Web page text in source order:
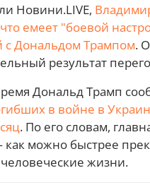
Новини.LIVE,
емеет "боевой
с Дональдом Трампом.
результат
Дональд Трамп
в войне в
. По его словам,
как можно быстрее
человеческие жизни.